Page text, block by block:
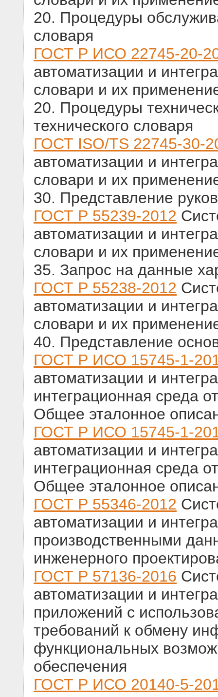
20. Процедуры
словаря
ГОСТ Р ИСО 22745-20-
автоматизации и
словари и их
20. Процедуры
технического словаря
ГОСТ ISO/TS 22745-30-
автоматизации и
словари и их
30. Представление
ГОСТ Р 55239-2012
автоматизации и
словари и их
35. Запрос на данные
ГОСТ Р 55238-2012
автоматизации и
словари и их
40. Представление
ГОСТ Р ИСО 15745-1-
автоматизации и
интеграционная среда
Общее эталонное
ГОСТ Р ИСО 15745-1-
автоматизации и
интеграционная среда
Общее эталонное
ГОСТ Р 55346-2012
автоматизации и
производственными
инженерного
ГОСТ Р 57136-2016
автоматизации и
приложений с
требований к обмену
функциональных
обеспечения
ГОСТ Р ИСО 20140-5-